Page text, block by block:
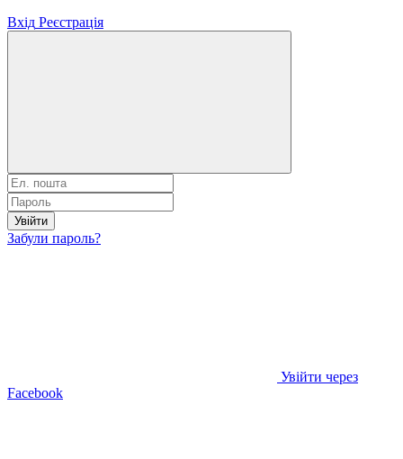
Вхід Реєстрація
Увійти
Забули пароль?
Увійти через
Facebook